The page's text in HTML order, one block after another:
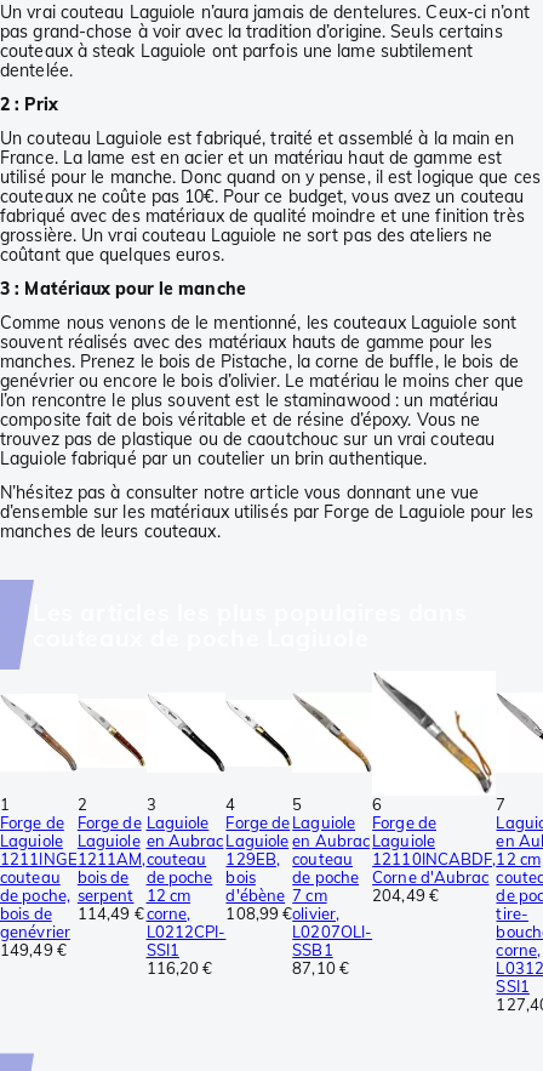
Un vrai couteau Laguiole n’aura jamais de dentelures. Ceux-ci n’ont
pas grand-chose à voir avec la tradition d’origine. Seuls certains
couteaux à steak Laguiole ont parfois une lame subtilement
dentelée.
2 : Prix
Un couteau Laguiole est fabriqué, traité et assemblé à la main en
France. La lame est en acier et un matériau haut de gamme est
utilisé pour le manche. Donc quand on y pense, il est logique que ces
couteaux ne coûte pas 10€. Pour ce budget, vous avez un couteau
fabriqué avec des matériaux de qualité moindre et une finition très
grossière. Un vrai couteau Laguiole ne sort pas des ateliers ne
coûtant que quelques euros.
3 : Matériaux pour le manche
Comme nous venons de le mentionné, les couteaux Laguiole sont
souvent réalisés avec des matériaux hauts de gamme pour les
manches. Prenez le bois de Pistache, la corne de buffle, le bois de
genévrier ou encore le bois d’olivier. Le matériau le moins cher que
l’on rencontre le plus souvent est le staminawood : un matériau
composite fait de bois véritable et de résine d’époxy. Vous ne
trouvez pas de plastique ou de caoutchouc sur un vrai couteau
Laguiole fabriqué par un coutelier un brin authentique.
N’hésitez pas à consulter notre article vous donnant une vue
d’ensemble sur les matériaux utilisés par Forge de Laguiole pour les
manches de leurs couteaux.
1
Forge de
Laguiole
1211INGE
couteau
de poche,
bois de
genévrier
149,49 €
2
Forge de
Laguiole
1211AM,
bois de
serpent
114,49 €
3
Laguiole
en Aubrac
couteau
de poche
12 cm
corne,
L0212CPI-
SSI1
116,20 €
4
Forge de
Laguiole
129EB,
bois
d'ébène
108,99 €
5
Laguiole
en Aubrac
couteau
de poche
7 cm
olivier,
L0207OLI-
SSB1
87,10 €
6
Forge de
Laguiole
12110INCABDF,
Corne d'Aubrac
204,49 €
7
en
12 cm
de
tire-
corne,
SSI1